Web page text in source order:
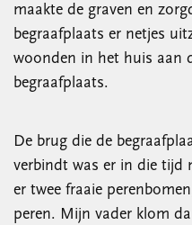
maakte de graven en
begraafplaats er netjes
woonden in het huis aan
begraafplaats.
De brug die de
verbindt was er in die tijd
er twee fraaie
peren. Mijn vader klom